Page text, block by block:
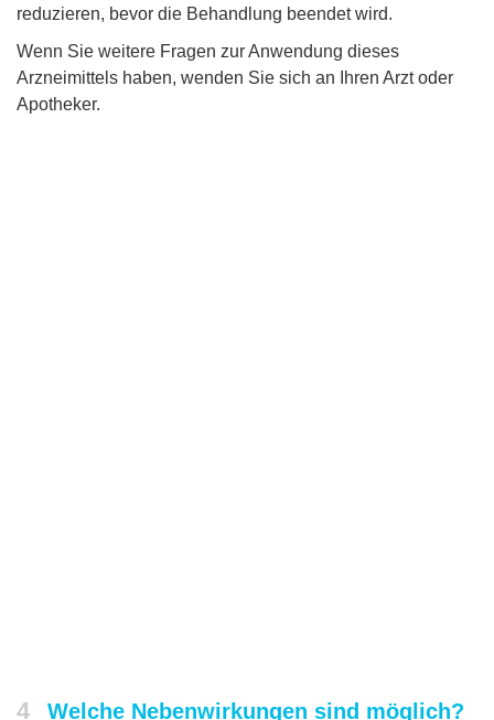
reduzieren, bevor die Behandlung beendet wird.
Wenn Sie weitere Fragen zur Anwendung dieses
Arzneimittels haben, wenden Sie sich an Ihren Arzt oder
Apotheker.
4 Welche Nebenwirkungen sind möglich?